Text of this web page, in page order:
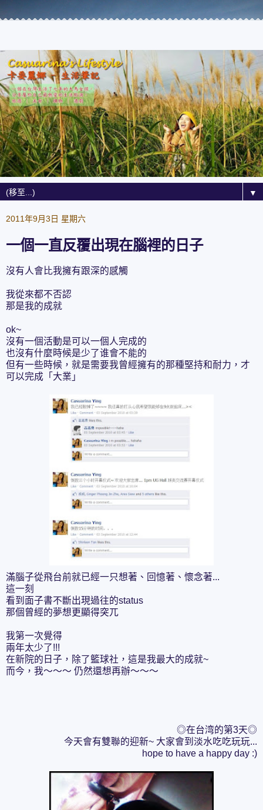
▼
2011年9月3日 星期六
一個一直反覆出現在腦裡的日子
沒有人會比我擁有跟深的感觸
我從來都不否認
那是我的成就
ok~
沒有一個活動是可以一個人完成的
也沒有什麼時候是少了谁會不能的
但有一些時候，就是需要我曾經擁有的那種堅持和耐力，才
可以完成「大業」
滿腦子從飛台前就已經一只想著、回憶著、懷念著...
這一刻
看到面子書不斷出現過往的status
那個曾經的夢想更顯得突兀
我第一次覺得
兩年太少了!!!
在新院的日子，除了籃球社，這是我最大的成就~
而今，我～～～ 仍然還想再辦～～～
◎在台湾的第3天◎
今天會有雙聯的迎新~ 大家會到淡水吃吃玩玩...
hope to have a happy day :)